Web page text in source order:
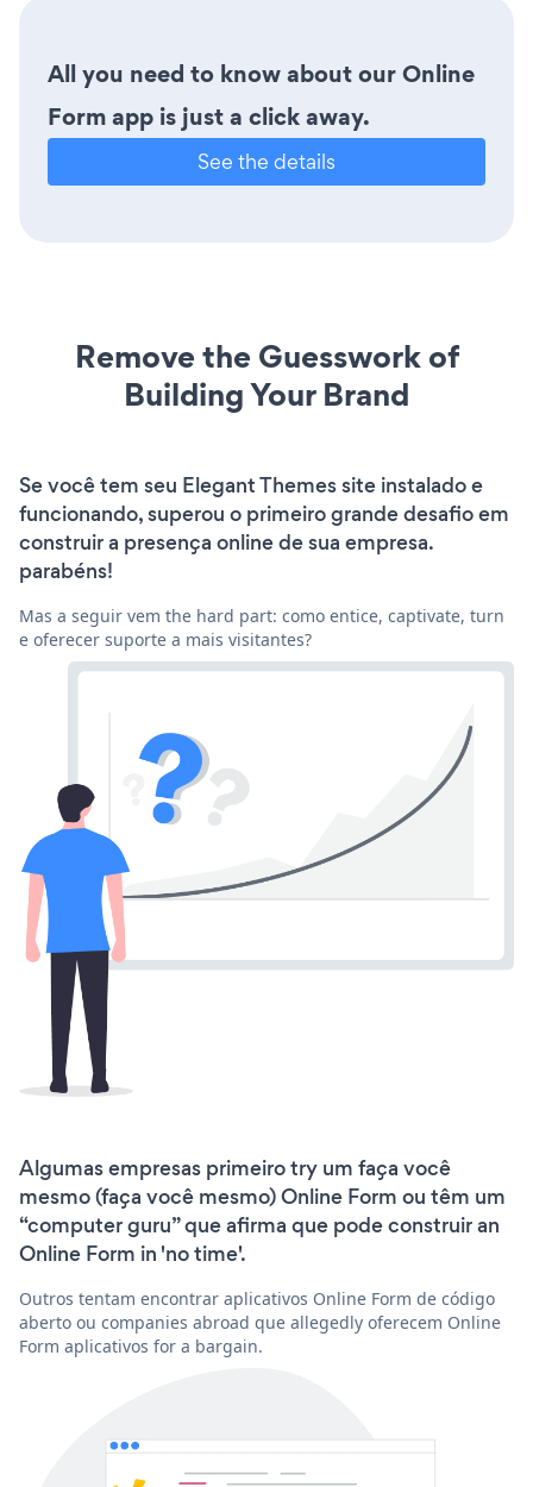
All you need to know about our Online
Form app is just a click away.
See the details
Remove the Guesswork of
Building Your Brand
Se você tem seu Elegant Themes site instalado e
funcionando, superou o primeiro grande desafio em
construir a presença online de sua empresa.
parabéns!
Mas a seguir vem the hard part: como entice, captivate, turn
e oferecer suporte a mais visitantes?
Algumas empresas primeiro try um faça você
mesmo (faça você mesmo) Online Form ou têm um
“computer guru” que afirma que pode construir an
Online Form in 'no time'.
Outros tentam encontrar aplicativos Online Form de código
aberto ou companies abroad que allegedly oferecem Online
Form aplicativos for a bargain.